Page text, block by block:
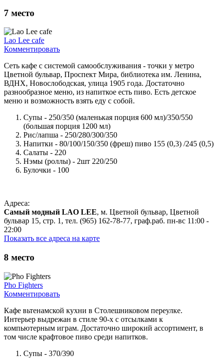
7 место
Lao Lee cafe
Комментировать
Сеть кафе с системой самообслуживания - точки у метро
Цветной бульвар, Проспект Мира, библиотека им. Ленина,
ВДНХ, Новослободская, улица 1905 года. Достаточно
разнообразное меню, из напиткое есть пиво. Есть детское
меню и возможность взять еду с собой.
Супы - 250/350 (маленькая порция 600 мл)/350/550
(большая порция 1200 мл)
Рис/лапша - 250/280/300/350
Напитки - 80/100/150/350 (фреш) пиво 155 (0,3) /245 (0,5)
Салаты - 220
Нэмы (роллы) - 2шт 220/250
Булочки - 100
Адреса:
Cамый модный LAO LEE, м. Цветной бульвар, Цветной
бульвар 15, стр. 1, тел. (965) 162-78-77, граф.раб. пн-вс 11:00 -
22:00
Показать все адреса на карте
8 место
Pho Fighters
Комментировать
Кафе вьтенамской кухни в Столешниковом переулке.
Интерьер выдрежан в стиле 90-х с отсылками к
компьютерным играм. Достаточно широкий ассортимент, в
том числе крафтовое пиво среди напитков.
Супы - 370/390